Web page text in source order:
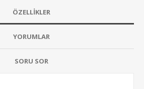
ÖZELLIKLER
YORUMLAR
SORU SOR